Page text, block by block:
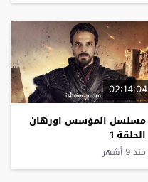
02:14:04
مسلسل المؤسس اورهان
الحلقة 1
منذ 9 أشهر